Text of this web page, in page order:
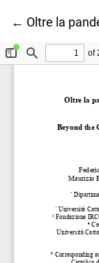
← Ritorna ai
Oltre la